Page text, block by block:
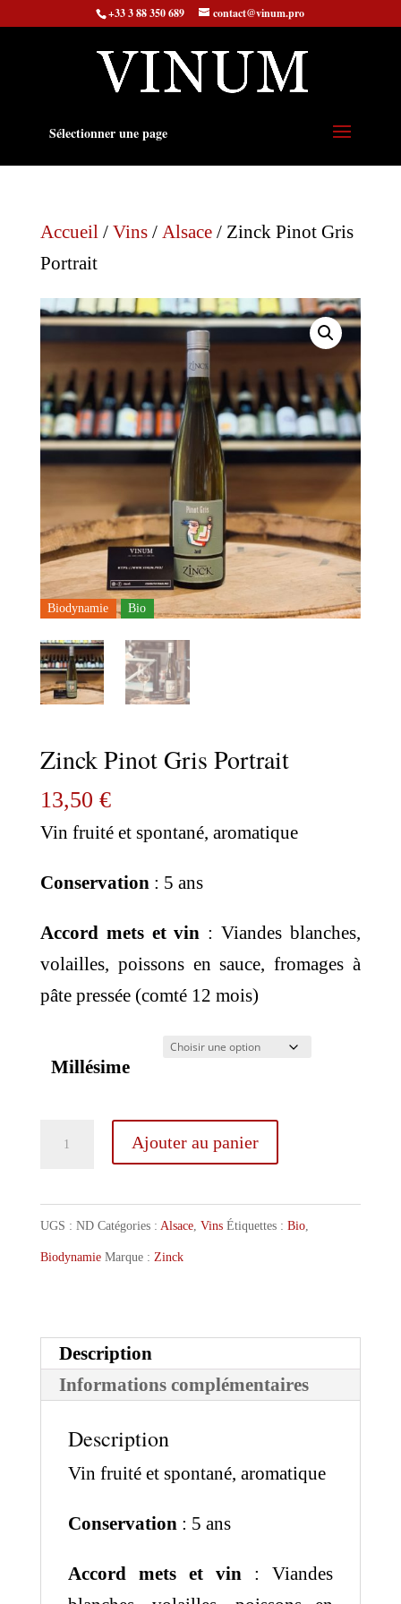
+33 3 88 350 689 contact@vinum.pro
Sélectionner une page
Accueil/ Vins/ Alsace/ Zinck Pinot Gris
Portrait
Biodynamie Bio
Zinck Pinot Gris Portrait
13,50 €
Vin fruité et spontané, aromatique
Conservation: 5 ans
Accord mets et vin : Viandes blanches,
volailles, poissons en sauce, fromages à
pâte pressée (comté 12 mois)
Millésime
quantité
Pinot
Gris
Ajouter au panier
UGS : ND Catégories : Alsace, Vins Étiquettes : Bio,
Biodynamie Marque : Zinck
Description
Informations complémentaires
Description
Vin fruité et spontané, aromatique
Conservation: 5 ans
Accord mets et vin : Viandes